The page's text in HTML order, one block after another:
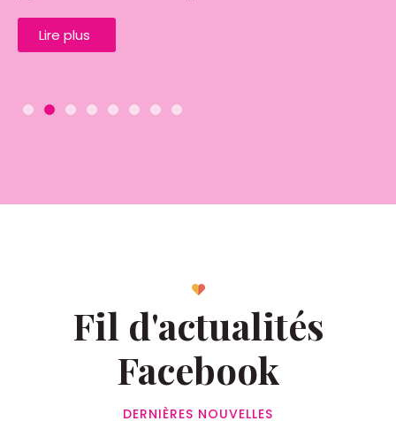
Lire plus
Fil d'actualités
Facebook
DERNIÈRES NOUVELLES